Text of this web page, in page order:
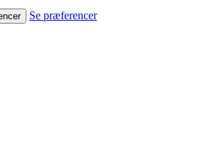
Se præferencer